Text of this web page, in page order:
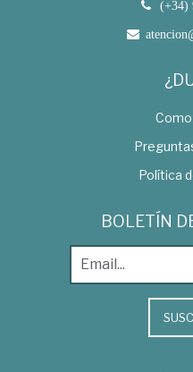
(+34)
Política
BOLETÍN